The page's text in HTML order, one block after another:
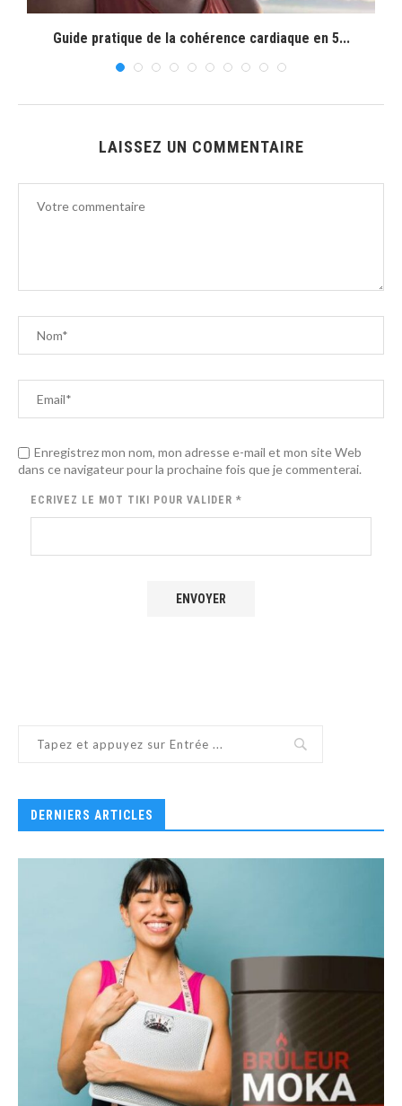
Guide pratique de la cohérence cardiaque en 5...
LAISSEZ UN COMMENTAIRE
Enregistrez mon nom, mon adresse e-mail et mon site Web
dans ce navigateur pour la prochaine fois que je commenterai.
ECRIVEZ LE MOT TIKI POUR VALIDER *
DERNIERS ARTICLES